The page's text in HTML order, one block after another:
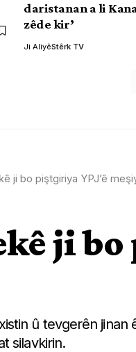
daristanan a li
zêde kir’
Ji AliyêStêrk TV
ji bo piştgiriya YPJ’ê
ji bo
û tevgerên
silavkirin.